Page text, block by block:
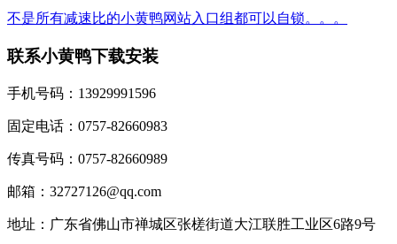
不是所有减速比的小黄鸭网站入口组都可以自锁。。。
联系小黄鸭下载安装
手机号码：13929991596
固定电话：0757-82660983
传真号码：0757-82660989
邮箱：32727126@qq.com
地址：广东省佛山市禅城区张槎街道大江联胜工业区6路9号